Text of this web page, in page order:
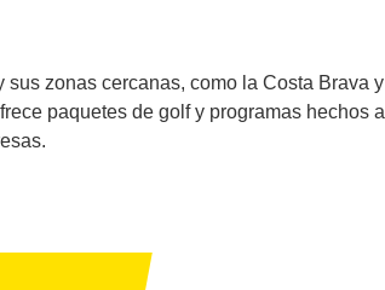
zonas cercanas, como la Costa Brava y
paquetes de golf y programas hechos a